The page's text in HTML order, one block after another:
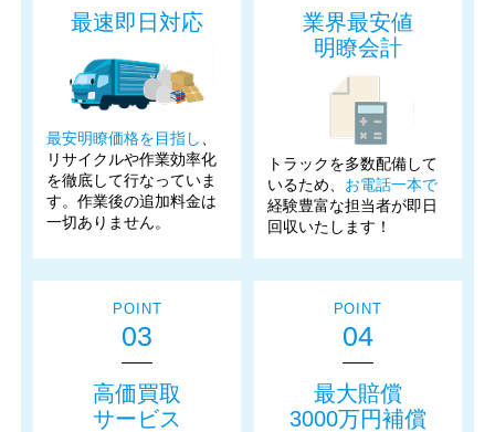
最速即日対応
最安明瞭価格を目指し
リサイクルや作業効率化
を徹底して行なっていま
す。作業後の追加料金は
一切ありません。
業界最安値
明瞭会計
トラックを多数配備して
いるため、 お電話一本で
経験豊富な担当者が即日
回収いたします！
POINT
03
高価買取
サービス
POINT
04
最大賠償
3000万円補償